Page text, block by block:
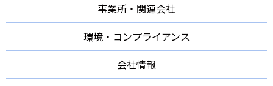
事業所・関連会社
環境・コンプライアンス
会社情報